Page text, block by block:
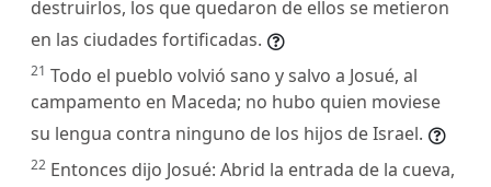
destruirlos, los que quedaron de ellos se metieron
en las ciudades fortificadas.
21 Todo el pueblo volvió sano y salvo a Josué, al
campamento en Maceda; no hubo quien moviese
su lengua contra ninguno de los hijos de Israel.
22 Entonces dijo Josué: Abrid la entrada de la cueva,